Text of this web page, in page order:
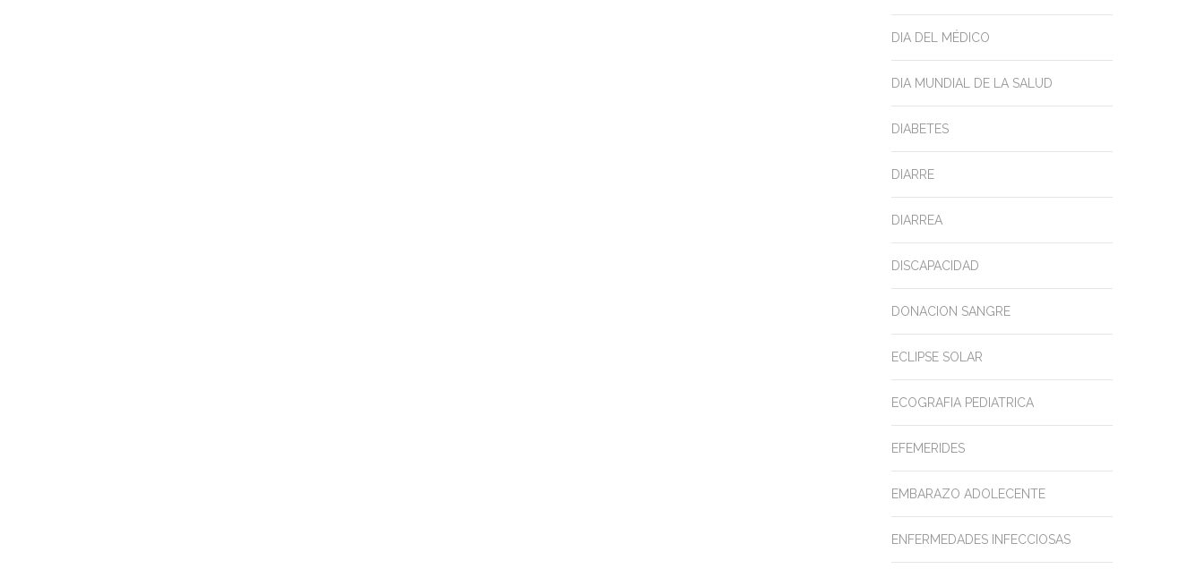
DIA DEL MÉDICO
DIA MUNDIAL DE LA SALUD
DIABETES
DIARRE
DIARREA
DISCAPACIDAD
DONACION SANGRE
ECLIPSE SOLAR
ECOGRAFIA PEDIATRICA
EFEMERIDES
EMBARAZO ADOLECENTE
ENFERMEDADES INFECCIOSAS